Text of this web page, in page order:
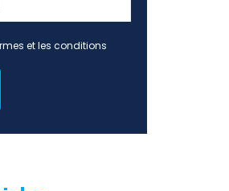
et les conditions